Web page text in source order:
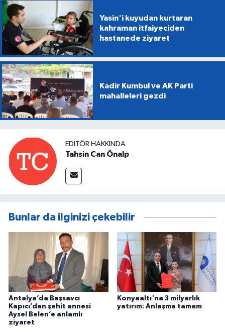
Yasin'i kuyudan kurtaran
kahraman itfaiyeciden
hastanede ziyaret
Kadir Kumbul ve AK Parti
mahalleleri gezdi
EDITÖR HAKKINDA
Tahsin Can Önalp
Bunlar da ilginizi çekebilir
Antalya’da Başsavcı
Kapıcı’dan şehit annesi
Aysel Belen’e anlamlı
ziyaret
Konyaaltı'na 3 milyarlık
yatırım: Anlaşma tamam